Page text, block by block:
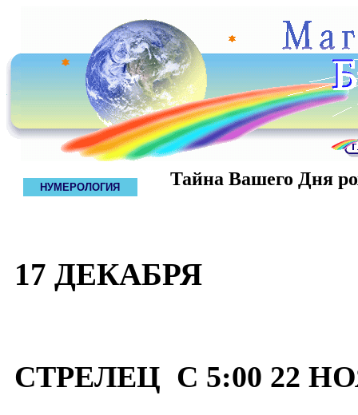
НУМЕРОЛОГИЯ Тайна Вашего Дня
17 ДЕКАБРЯ
СТРЕЛЕЦ С 5:00 22